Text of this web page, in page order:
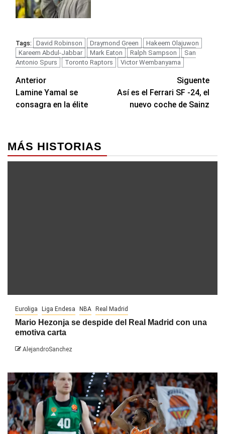
Tags: David Robinson Draymond Green
Hakeem Olajuwon
Kareem Abdul-Jabbar
Mark Eaton Ralph Sampson
San
Antonio Spurs
Toronto Raptors Victor Wembanyama
Navegación
de
Anterior
Lamine Yamal se
consagra en la élite
Siguente
Así es el Ferrari SF -24, el
nuevo coche de Sainz
MÁS HISTORIAS
Euroliga Liga Endesa NBA Real Madrid
Mario Hezonja se despide del Real Madrid con una
emotiva carta
AlejandroSanchez